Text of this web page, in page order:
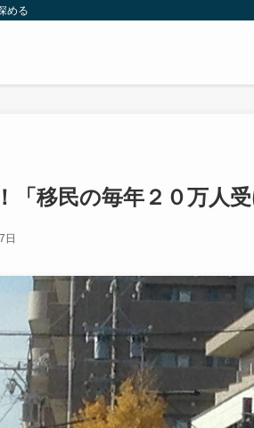
める
「移民の毎年２０万人
日